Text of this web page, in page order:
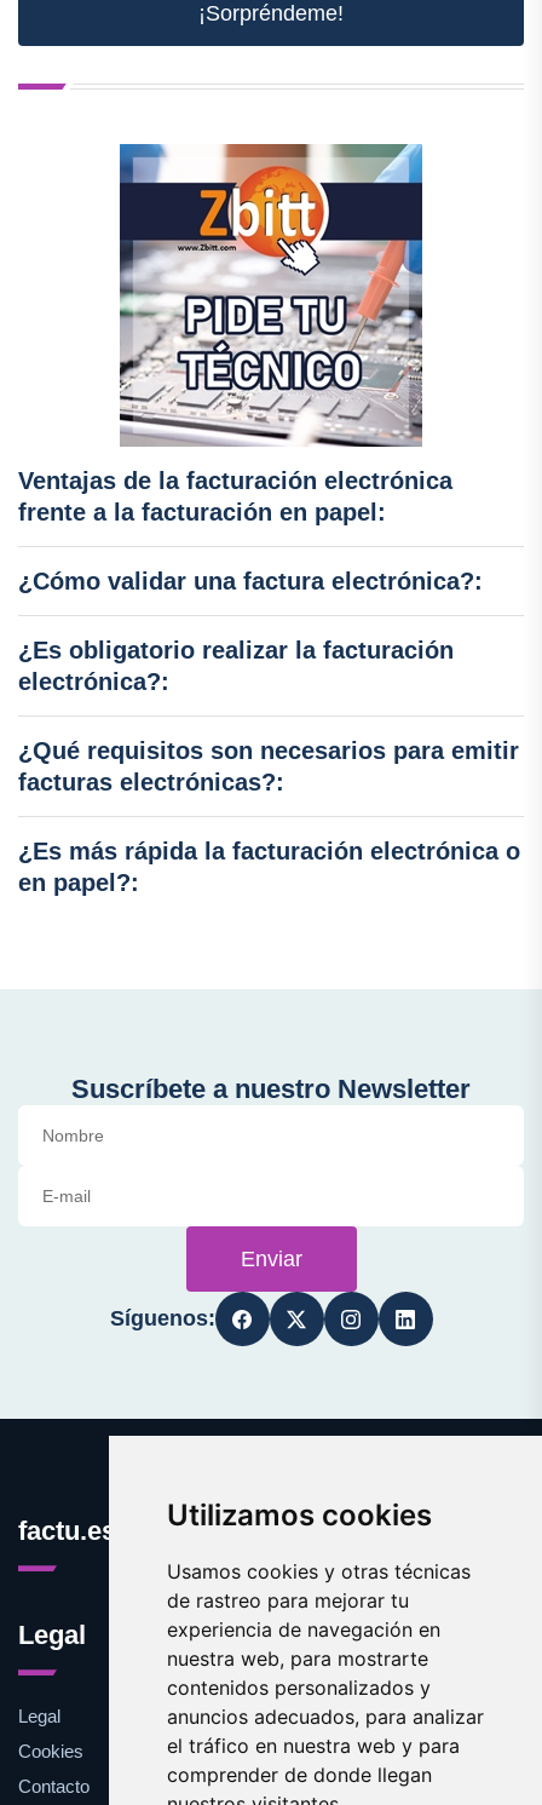
Utilizamos cookies
Usamos cookies y otras técnicas
de rastreo para mejorar tu
experiencia de navegación en
nuestra web, para mostrarte
contenidos personalizados y
anuncios adecuados, para analizar
el tráfico en nuestra web y para
comprender de donde llegan
¡Sorpréndeme!
Ventajas de la facturación electrónica
frente a la facturación en papel:
¿Cómo validar una factura electrónica?:
¿Es obligatorio realizar la facturación
electrónica?:
¿Qué requisitos son necesarios para emitir
facturas electrónicas?:
¿Es más rápida la facturación electrónica o
en papel?:
Suscríbete a nuestro Newsletter
Enviar
Síguenos:
factu.es
Legal
Legal
Cookies
Contacto